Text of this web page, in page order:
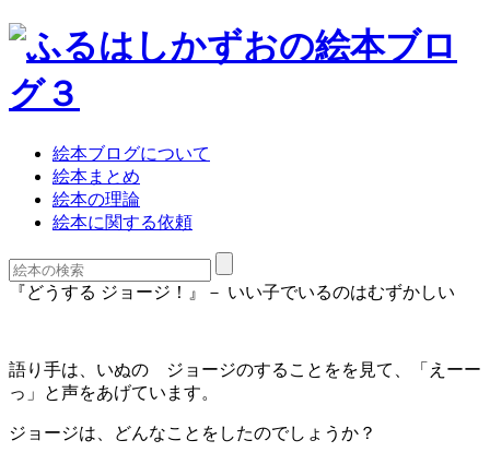
絵本ブログについて
絵本まとめ
絵本の理論
絵本に関する依頼
『どうする ジョージ！』－ いい子でいるのはむずかしい
語り手は、いぬの ジョージのすることをを見て、「えーー
っ」と声をあげています。
ジョージは、どんなことをしたのでしょうか？